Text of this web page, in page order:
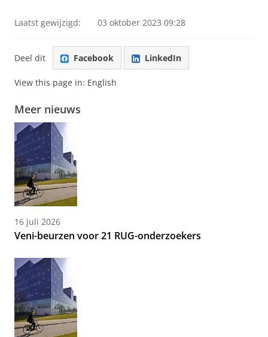
Laatst gewijzigd: 03 oktober 2023 09:28
Deel dit Facebook LinkedIn
View this page in: English
Meer nieuws
16 juli 2026
Veni-beurzen voor 21 RUG-onderzoekers